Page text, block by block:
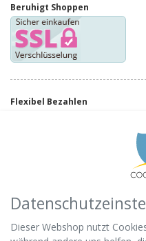
Beruhigt Shoppen
Flexibel Bezahlen
Dieser Webshop nutzt